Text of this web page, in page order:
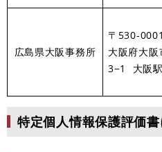
広島県大阪事務所
〒530-0001
大阪府大阪
3−1 大阪
特定個人情報保護評価